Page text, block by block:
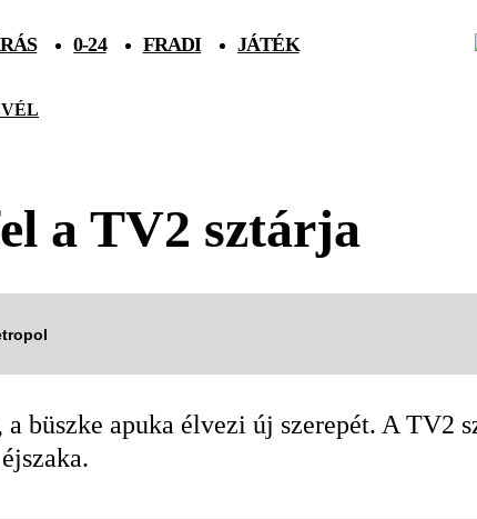
0-24 FRADI JÁTÉK
a TV2 sztárja
büszke apuka élvezi új szerepét. A TV2